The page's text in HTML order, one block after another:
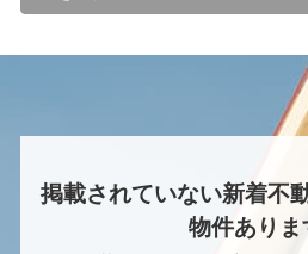
掲載されていない新着不
物件ありま